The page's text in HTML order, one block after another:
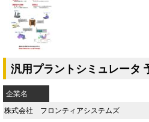
汎用プラントシミュレータ
企業名
株式会社 フロンティアシステムズ